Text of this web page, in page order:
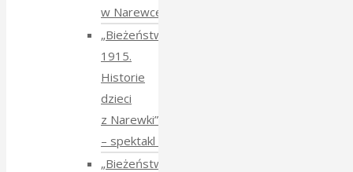
w Narewce
„Bieżeństwo
1915.
Historie
dzieci
z Narewki”
⁠–⁠ spektakl teatralny
„Bieżeństwo